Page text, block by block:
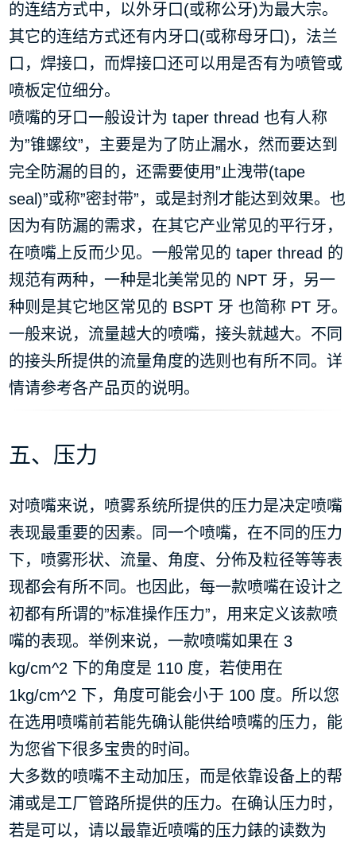
的连结方式中，以外牙口(或称公牙)为最大宗。
其它的连结方式还有内牙口(或称母牙口)，法兰
口，焊接口，而焊接口还可以用是否有为喷管或
喷板定位细分。
喷嘴的牙口一般设计为 taper thread 也有人称
为”锥螺纹”，主要是为了防止漏水，然而要达到
完全防漏的目的，还需要使用”止洩带(tape
seal)”或称”密封带”，或是封剂才能达到效果。也
因为有防漏的需求，在其它产业常见的平行牙，
在喷嘴上反而少见。一般常见的 taper thread 的
规范有两种，一种是北美常见的 NPT 牙，另一
种则是其它地区常见的 BSPT 牙 也简称 PT 牙。
一般来说，流量越大的喷嘴，接头就越大。不同
的接头所提供的流量角度的选则也有所不同。详
情请参考各产品页的说明。
五、压力
对喷嘴来说，喷雾系统所提供的压力是决定喷嘴
表现最重要的因素。同一个喷嘴，在不同的压力
下，喷雾形状、流量、角度、分佈及粒径等等表
现都会有所不同。也因此，每一款喷嘴在设计之
初都有所谓的”标准操作压力”，用来定义该款喷
嘴的表现。举例来说，一款喷嘴如果在 3
kg/cm^2 下的角度是 110 度，若使用在
1kg/cm^2 下，角度可能会小于 100 度。所以您
在选用喷嘴前若能先确认能供给喷嘴的压力，能
为您省下很多宝贵的时间。
大多数的喷嘴不主动加压，而是依靠设备上的帮
浦或是工厂管路所提供的压力。在确认压力时，
若是可以，请以最靠近喷嘴的压力錶的读数为